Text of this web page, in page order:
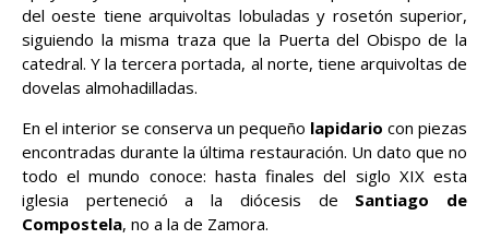
del oeste tiene arquivoltas lobuladas y rosetón superior,
siguiendo la misma traza que la Puerta del Obispo de la
catedral. Y la tercera portada, al norte, tiene arquivoltas de
dovelas almohadilladas.
En el interior se conserva un pequeño lapidario con piezas
encontradas durante la última restauración. Un dato que no
todo el mundo conoce: hasta finales del siglo XIX esta
iglesia perteneció a la diócesis de Santiago de
Compostela, no a la de Zamora.